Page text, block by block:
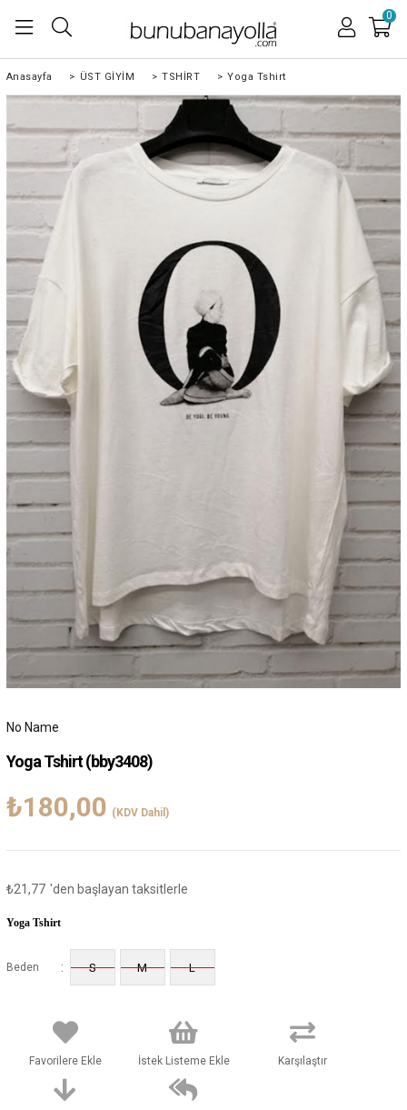
0
Anasayfa > ÜST GİYİM > TSHİRT > Yoga Tshirt
No Name
Yoga Tshirt(bby3408)
₺180,00 (KDV Dahil)
₺21,77 'den başlayan taksitlerle
Yoga Tshirt
Beden : S M L
Favorilere Ekle İstek Listeme Ekle Karşılaştır